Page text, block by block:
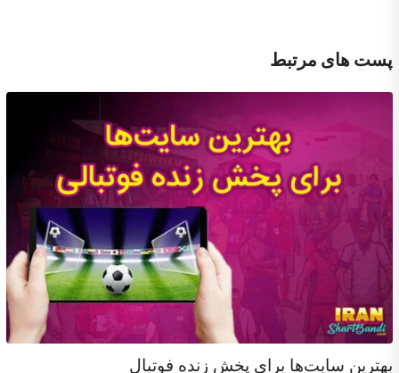
پست های مرتبط
بهترین سایت‌ها برای پخش زنده فوتبال